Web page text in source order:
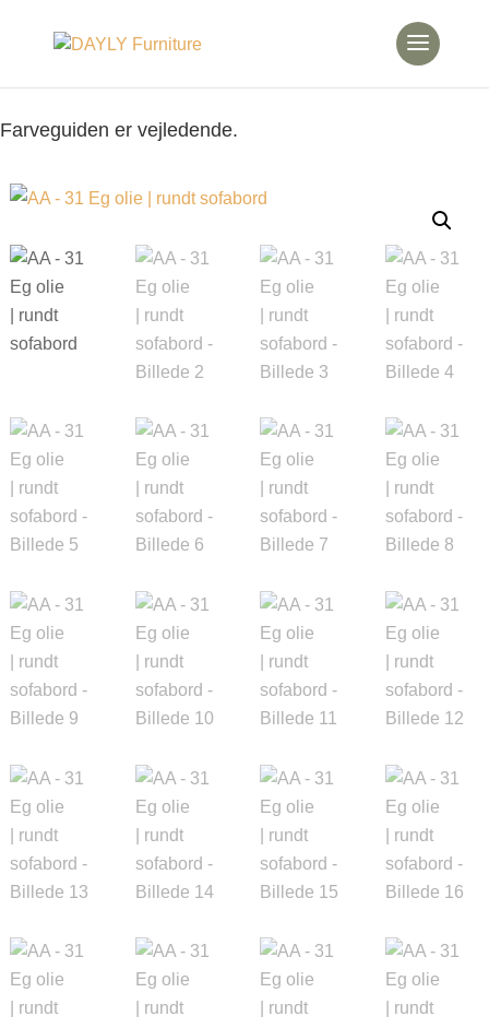
Farveguiden er vejledende.